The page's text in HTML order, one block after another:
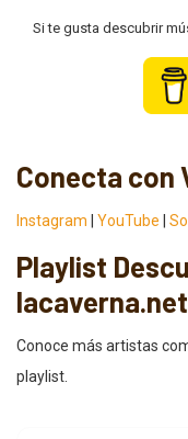
Si te gusta descubrir
Conecta con
Instagram YouTube
Playlist
lacaverna.net
Conoce más artistas
playlist.